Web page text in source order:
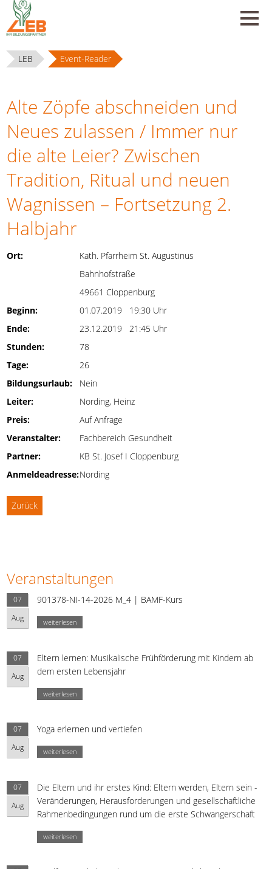
LEB Event-Reader
Alte Zöpfe abschneiden und
Neues zulassen / Immer nur
die alte Leier? Zwischen
Tradition, Ritual und neuen
Wagnissen – Fortsetzung 2.
Halbjahr
Ort:
Kath. Pfarrheim St. Augustinus
Bahnhofstraße
49661 Cloppenburg
Beginn:
01.07.2019 19:30 Uhr
Ende:
23.12.2019 21:45 Uhr
Stunden:
78
Tage:
26
Bildungsurlaub:
Nein
Leiter:
Nording, Heinz
Preis:
Auf Anfrage
Veranstalter:
Fachbereich Gesundheit
Partner:
KB St. Josef I Cloppenburg
Anmeldeadresse:Nording
Zurück
Veranstaltungen
07
Aug
901378-NI-14-2026 M_4 | BAMF-Kurs
weiterlesen
07
Aug
Eltern lernen: Musikalische Frühförderung mit Kindern ab
dem ersten Lebensjahr
weiterlesen
07
Aug
Yoga erlernen und vertiefen
weiterlesen
07
Aug
Die Eltern und ihr erstes Kind: Eltern werden, Eltern sein -
Veränderungen, Herausforderungen und gesellschaftliche
Rahmenbedingungen rund um die erste Schwangerschaft
weiterlesen